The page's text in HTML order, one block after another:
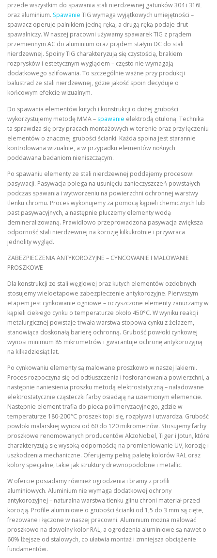
przede wszystkim do spawania stali nierdzewnej gatunków 304 i 316L
oraz aluminium. Spawanie TIG wymaga wyjątkowych umiejętności –
spawacz operuje palnikiem jedną ręką, a drugą ręką podaje drut
spawalniczy. W naszej pracowni używamy spawarek TIG z prądem
przemiennym AC do aluminium oraz prądem stałym DC do stali
nierdzewnej. Spoiny TIG charakteryzują się czystością, brakiem
rozprysków i estetycznym wyglądem – często nie wymagają
dodatkowego szlifowania. To szczególnie ważne przy produkcji
balustrad ze stali nierdzewnej, gdzie jakość spoin decyduje o
końcowym efekcie wizualnym.
Do spawania elementów kutych i konstrukcji o dużej grubości
wykorzystujemy metodę MMA – spawanie elektrodą otuloną. Technika
ta sprawdza się przy pracach montażowych w terenie oraz przy łączeniu
elementów o znacznej grubości ścianki. Każda spoina jest starannie
kontrolowana wizualnie, a w przypadku elementów nośnych
poddawana badaniom nieniszczącym.
Po spawaniu elementy ze stali nierdzewnej poddajemy procesowi
pasywacji. Pasywacja polega na usunięciu zanieczyszczeń powstałych
podczas spawania i wytworzeniu na powierzchni ochronnej warstwy
tlenku chromu. Proces wykonujemy za pomocą kąpieli chemicznych lub
past pasywacyjnych, a następnie płuczemy elementy wodą
demineralizowaną. Prawidłowo przeprowadzona pasywacja zwiększa
odporność stali nierdzewnej na korozję kilkukrotnie i przywraca
jednolity wygląd.
ZABEZPIECZENIA ANTYKOROZYJNE – CYNCOWANIE I MALOWANIE
PROSZKOWE
Dla konstrukcji ze stali węglowej oraz kutych elementów ozdobnych
stosujemy wieloetapowe zabezpieczenie antykorozyjne. Pierwszym
etapem jest cynkowanie ogniowe – oczyszczone elementy zanurzamy w
kąpieli ciekłego cynku o temperaturze około 450°C. W wyniku reakcji
metalurgicznej powstaje trwała warstwa stopowa cynku z żelazem,
stanowiąca doskonałą barierę ochronną. Grubość powłoki cynkowej
wynosi minimum 85 mikrometrów i gwarantuje ochronę antykorozyjną
na kilkadziesiąt lat.
Po cynkowaniu elementy są malowane proszkowo w naszej lakierni.
Proces rozpoczyna się od odtłuszczenia i fosforanowania powierzchni, a
następnie naniesienia proszku metodą elektrostatyczną – naładowane
elektrostatycznie cząsteczki farby osiadają na uziemionym elemencie.
Następnie element trafia do pieca polimeryzacyjnego, gdzie w
temperaturze 180-200°C proszek topi się, rozpływa i utwardza. Grubość
powłoki malarskiej wynosi od 60 do 120 mikrometrów. Stosujemy farby
proszkowe renomowanych producentów AkzoNobel, Tiger i Jotun, które
charakteryzują się wysoką odpornością na promieniowanie UV, korozję i
uszkodzenia mechaniczne. Oferujemy pełną paletę kolorów RAL oraz
kolory specjalne, takie jak struktury drewnopodobne i metallic.
W ofercie posiadamy również ogrodzenia i bramy z profili
aluminiowych. Aluminium nie wymaga dodatkowej ochrony
antykorozyjnej – naturalna warstwa tlenku glinu chroni materiał przed
korozją. Profile aluminiowe o grubości ścianki od 1,5 do 3 mm są cięte,
frezowane i łączone w naszej pracowni. Aluminium można malować
proszkowo na dowolny kolor RAL, a ogrodzenia aluminiowe są nawet o
60% lżejsze od stalowych, co ułatwia montaż i zmniejsza obciążenie
fundamentów.